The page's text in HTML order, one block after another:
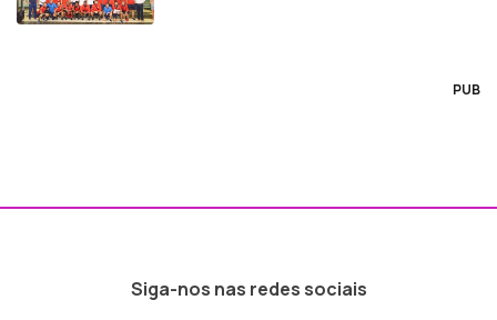
PUB
Siga-nos nas redes sociais